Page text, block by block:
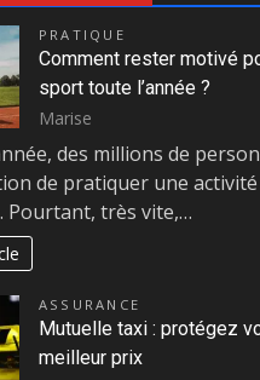
PRATIQUE
Comment rester motivé
sport toute l’année ?
Marise
des millions de
de pratiquer une
Pourtant, très vite,…
ASSURANCE
Mutuelle taxi : protégez
meilleur prix